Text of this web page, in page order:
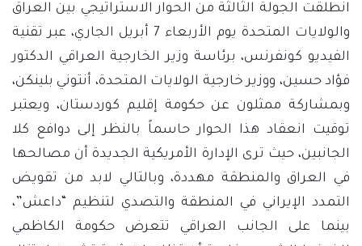
انطلقت الجولة الثالثة من الحوار الاستراتيجي بين العراق
والولايات المتحدة يوم الأربعاء 7 أبريل الجاري، عبر تقنية
الفيديو كونفرنس، برئاسة وزير الخارجية العراقي الدكتور
فؤاد حسين، ووزير خارجية الولايات المتحدة، أنتوني بلينكن،
وبمشاركة ممثلون عن حكومة إقليم كوردستان، ويعتبر
توقيت انعقاد هذا الحوار حاسماً بالنظر إلى دوافع كلا
الجانبين، حيث ترى الإدارة الأمريكية الجديدة أن مصالحها
في العراق والمنطقة مهددة، وبالتالي لابد من تقويض
التمدد الإيراني في المنطقة والتصدي لتنظيم “داعش”،
بينما على الجانب العراقي تتعرض حكومة الكاظمي